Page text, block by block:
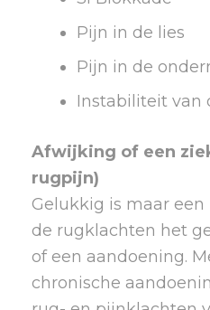
Pijn in de lies
Pijn in de
Instabiliteit van
Afwijking of een
rugpijn)
Gelukkig is maar
de rugklachten het
of een aandoening.
chronische